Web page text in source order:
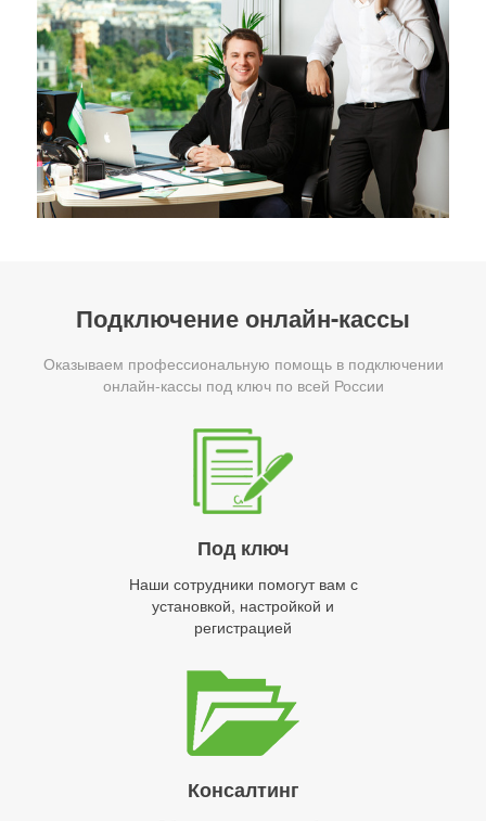
Подключение онлайн-кассы
Оказываем профессиональную помощь в подключении
онлайн-кассы под ключ по всей России
Под ключ
Наши сотрудники помогут вам с
установкой, настройкой и
регистрацией
Консалтинг